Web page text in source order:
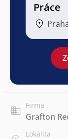
Práce
Firma
Grafton
Lokalita